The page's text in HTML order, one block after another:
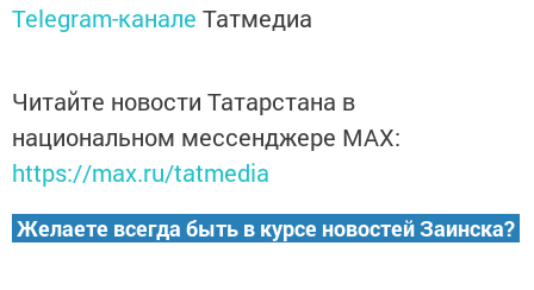
Telegram-канале Татмедиа
Читайте новости Татарстана в
национальном мессенджере MАХ:
https://max.ru/tatmedia
Желаете всегда быть в курсе новостей Заинска?